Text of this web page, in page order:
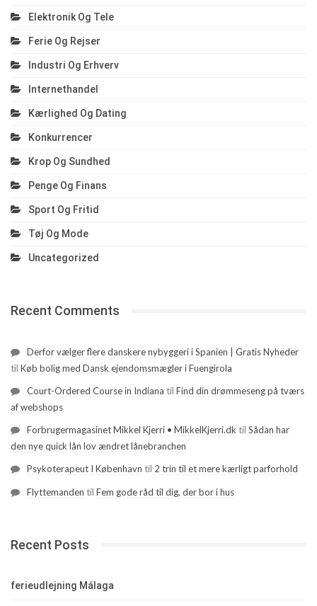
Elektronik Og Tele
Ferie Og Rejser
Industri Og Erhverv
Internethandel
Kærlighed Og Dating
Konkurrencer
Krop Og Sundhed
Penge Og Finans
Sport Og Fritid
Tøj Og Mode
Uncategorized
Recent Comments
Derfor vælger flere danskere nybyggeri i Spanien | Gratis Nyheder
til Køb bolig med Dansk ejendomsmægler i Fuengirola
Court-Ordered Course in Indiana til Find din drømmeseng på tværs
af webshops
Forbrugermagasinet Mikkel Kjerri • MikkelKjerri.dk til Sådan har
den nye quick lån lov ændret lånebranchen
Psykoterapeut I København til 2 trin til et mere kærligt parforhold
Flyttemanden til Fem gode råd til dig, der bor i hus
Recent Posts
ferieudlejning Málaga